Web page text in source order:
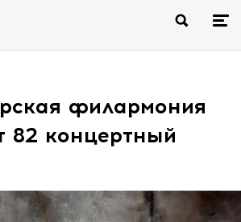
филармония
82 концертный